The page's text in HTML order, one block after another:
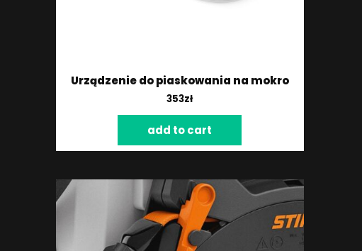
Urządzenie do piaskowania na mokro
353zł
add to cart